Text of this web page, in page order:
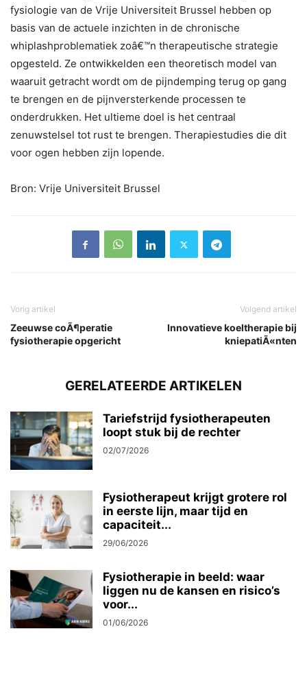
fysiologie van de Vrije Universiteit Brussel hebben op
basis van de actuele inzichten in de chronische
whiplashproblematiek zoâ€™n therapeutische strategie
opgesteld. Ze ontwikkelden een theoretisch model van
waaruit getracht wordt om de pijndemping terug op gang
te brengen en de pijnversterkende processen te
onderdrukken. Het ultieme doel is het centraal
zenuwstelsel tot rust te brengen. Therapiestudies die dit
voor ogen hebben zijn lopende.
Bron: Vrije Universiteit Brussel
Vorig artikel
Zeeuwse coÃ¶peratie
fysiotherapie opgericht
Volgend artikel
Innovatieve koeltherapie bij
kniepatiÃ«nten
GERELATEERDE ARTIKELEN
Tariefstrijd fysiotherapeuten
loopt stuk bij de rechter
02/07/2026
Fysiotherapeut krijgt grotere rol
in eerste lijn, maar tijd en
capaciteit...
29/06/2026
Fysiotherapie in beeld: waar
liggen nu de kansen en risico’s
voor...
01/06/2026